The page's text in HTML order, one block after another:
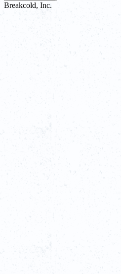
Breakcold, Inc.